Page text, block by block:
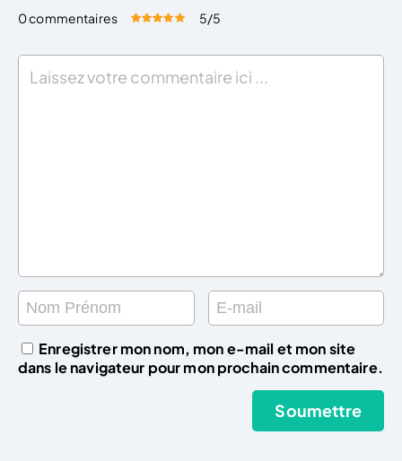
0 commentaires Évaluez cet article:
5/5
Enregistrer mon nom, mon e-mail et mon site
dans le navigateur pour mon prochain commentaire.